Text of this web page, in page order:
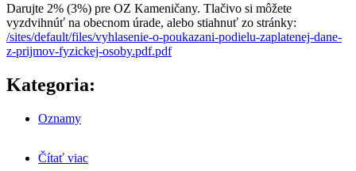
Darujte 2% (3%) pre OZ Kameničany. Tlačivo si môžete
vyzdvihnúť na obecnom úrade, alebo stiahnuť zo stránky:
/sites/default/files/vyhlasenie-o-poukazani-podielu-zaplatenej-dane-
z-prijmov-fyzickej-osoby.pdf.pdf
Kategoria:
Oznamy
Čítať viac